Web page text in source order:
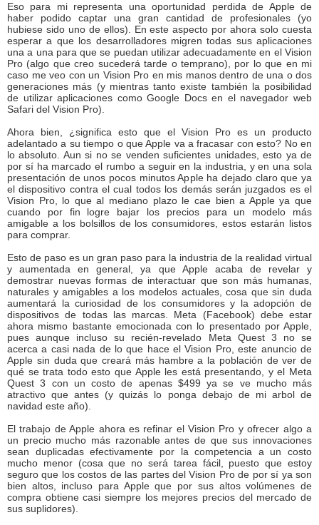
Eso para mi representa una oportunidad perdida de Apple de
haber podido captar una gran cantidad de profesionales (yo
hubiese sido uno de ellos). En este aspecto por ahora solo cuesta
esperar a que los desarrolladores migren todas sus aplicaciones
una a una para que se puedan utilizar adecuadamente en el Vision
Pro (algo que creo sucederá tarde o temprano), por lo que en mi
caso me veo con un Vision Pro en mis manos dentro de una o dos
generaciones más (y mientras tanto existe también la posibilidad
de utilizar aplicaciones como Google Docs en el navegador web
Safari del Vision Pro).
Ahora bien, ¿significa esto que el Vision Pro es un producto
adelantado a su tiempo o que Apple va a fracasar con esto? No en
lo absoluto. Aun si no se venden suficientes unidades, esto ya de
por sí ha marcado el rumbo a seguir en la industria, y en una sola
presentación de unos pocos minutos Apple ha dejado claro que ya
el dispositivo contra el cual todos los demás serán juzgados es el
Vision Pro, lo que al mediano plazo le cae bien a Apple ya que
cuando por fin logre bajar los precios para un modelo más
amigable a los bolsillos de los consumidores, estos estarán listos
para comprar.
Esto de paso es un gran paso para la industria de la realidad virtual
y aumentada en general, ya que Apple acaba de revelar y
demostrar nuevas formas de interactuar que son más humanas,
naturales y amigables a los modelos actuales, cosa que sin duda
aumentará la curiosidad de los consumidores y la adopción de
dispositivos de todas las marcas. Meta (Facebook) debe estar
ahora mismo bastante emocionada con lo presentado por Apple,
pues aunque incluso su recién-revelado Meta Quest 3 no se
acerca a casi nada de lo que hace el Vision Pro, este anuncio de
Apple sin duda que creará más hambre a la población de ver de
qué se trata todo esto que Apple les está presentando, y el Meta
Quest 3 con un costo de apenas $499 ya se ve mucho más
atractivo que antes (y quizás lo ponga debajo de mi arbol de
navidad este año).
El trabajo de Apple ahora es refinar el Vision Pro y ofrecer algo a
un precio mucho más razonable antes de que sus innovaciones
sean duplicadas efectivamente por la competencia a un costo
mucho menor (cosa que no será tarea fácil, puesto que estoy
seguro que los costos de las partes del Vision Pro de por sí ya son
bien altos, incluso para Apple que por sus altos volúmenes de
compra obtiene casi siempre los mejores precios del mercado de
sus suplidores).